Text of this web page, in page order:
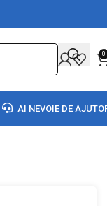
0
AI NEVOIE DE